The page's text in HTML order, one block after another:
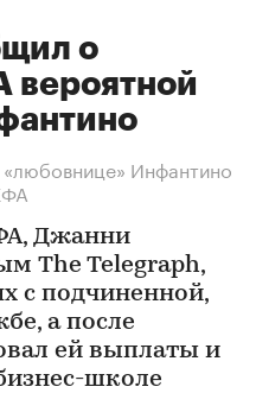
о
вероятной
Инфантино
Джанни
The Telegraph,
с подчиненной,
а после
ей выплаты и
школе